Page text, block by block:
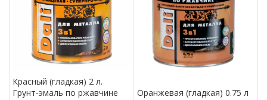
Красный (гладкая) 2 л.
Грунт-эмаль по ржавчине
Оранжевая (гладкая) 0.75 л